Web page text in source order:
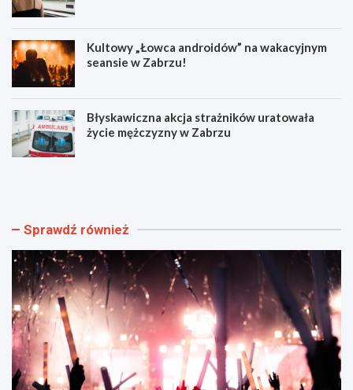
Kultowy „Łowca androidów” na wakacyjnym
seansie w Zabrzu!
Błyskawiczna akcja strażników uratowała
życie mężczyzny w Zabrzu
W
i
w
y
d
a
r
z
e
n
i
N
b
a
z
d
y
i
r
o
z
k
Sprawdź również